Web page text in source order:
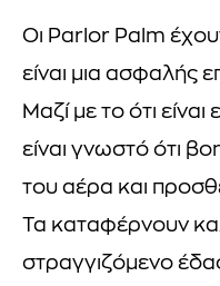
Οι Parlor Palm
είναι μια ασφαλής
Μαζί με το ότι
είναι γνωστό ότι
του αέρα και
Τα καταφέρνουν
στραγγιζόμενο